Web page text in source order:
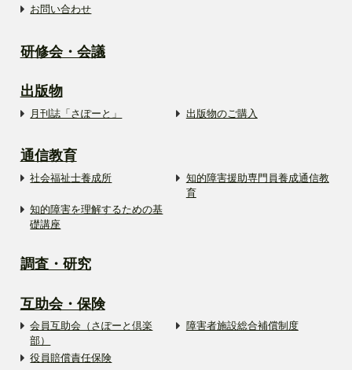
お問い合わせ
研修会・会議
出版物
月刊誌「さぽーと」 出版物のご購入
通信教育
社会福祉士養成所
知的障害援助専門員養成通信教
育
知的障害を理解するための基
礎講座
調査・研究
互助会・保険
会員互助会（さぽーと倶楽
部）
障害者施設総合補償制度
役員賠償責任保険